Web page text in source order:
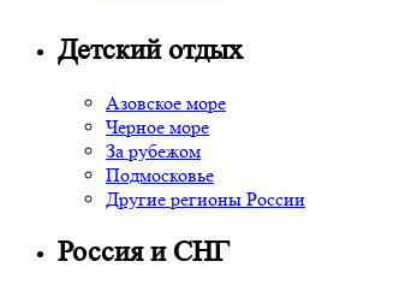
Детский отдых
Азовское море
Черное море
За рубежом
Подмосковье
Другие регионы России
Россия и СНГ